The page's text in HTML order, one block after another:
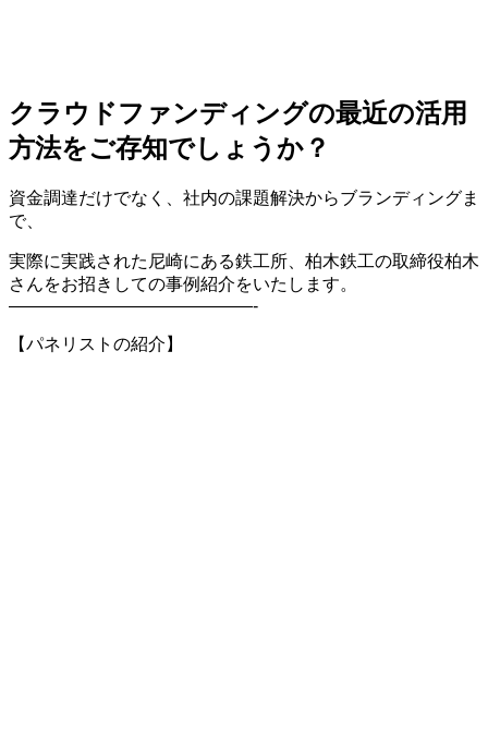
クラウドファンディングの最近の活用
方法をご存知でしょうか？
資金調達だけでなく、社内の課題解決からブランディングま
で、
実際に実践された尼崎にある鉄工所、柏木鉄工の取締役柏木
さんをお招きしての事例紹介をいたします。
——————————————-
【パネリストの紹介】